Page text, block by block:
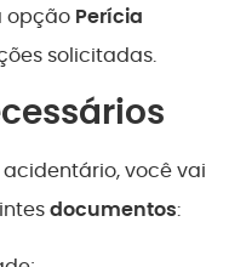
opção Perícia
solicitadas.
você vai
documentos: